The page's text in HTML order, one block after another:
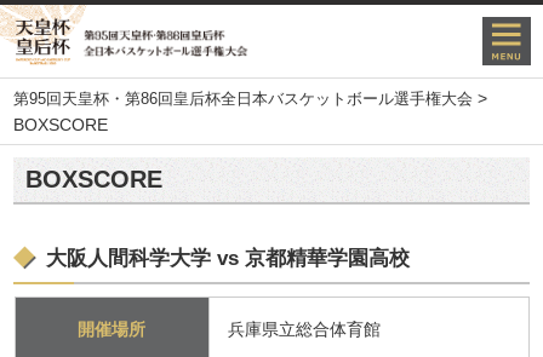
第95回天皇杯・第86回皇后杯全日本バスケットボール選手権大会 >
BOXSCORE
BOXSCORE
大阪人間科学大学 vs 京都精華学園高校
開催場所 兵庫県立総合体育館